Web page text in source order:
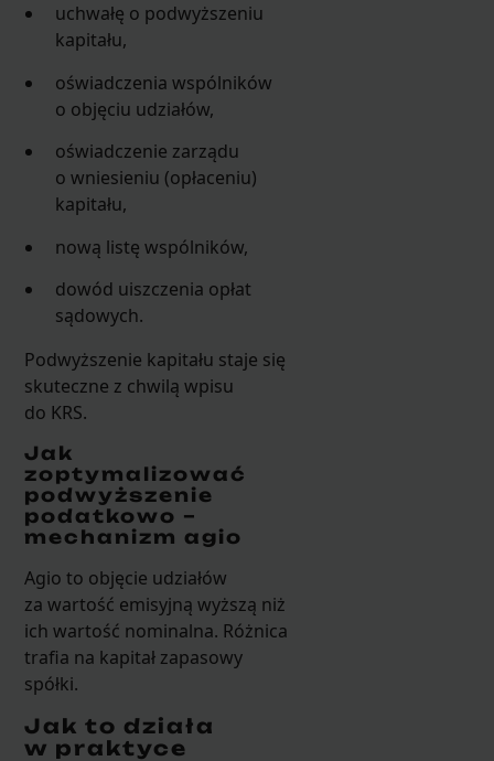
uchwałę o podwyższeniu
kapitału,
oświadczenia wspólników
o objęciu udziałów,
oświadczenie zarządu
o wniesieniu (opłaceniu)
kapitału,
nową listę wspólników,
dowód uiszczenia opłat
sądowych.
Podwyższenie kapitału staje się
skuteczne z chwilą wpisu
do KRS.
Jak
zoptymalizować
podwyższenie
podatkowo –
mechanizm agio
Agio to objęcie udziałów
za wartość emisyjną wyższą niż
ich wartość nominalna. Różnica
trafia na kapitał zapasowy
spółki.
Jak to działa
w praktyce